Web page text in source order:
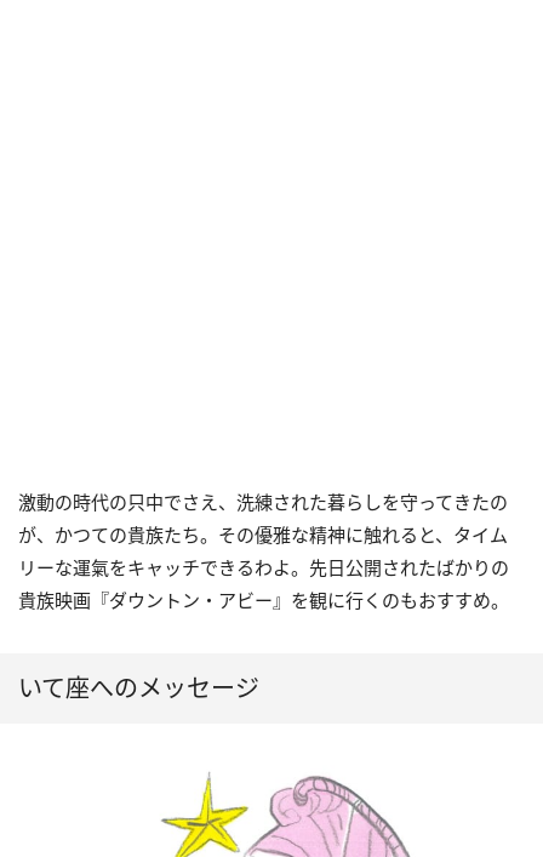
激動の時代の只中でさえ、洗練された暮らしを守ってきたの
が、かつての貴族たち。その優雅な精神に触れると、タイム
リーな運氣をキャッチできるわよ。先日公開されたばかりの
貴族映画『ダウントン・アビー』を観に行くのもおすすめ。
いて座へのメッセージ